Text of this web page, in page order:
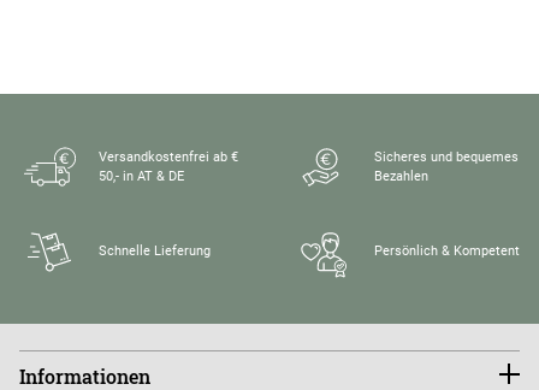
Versandkostenfrei ab €
50,- in AT & DE
Sicheres und bequemes
Bezahlen
Schnelle Lieferung Persönlich & Kompetent
Informationen